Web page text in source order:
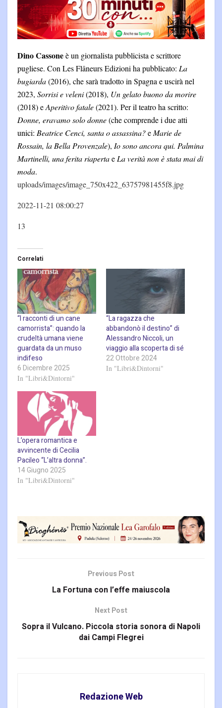
Dino Cassoneè un giornalista pubblicista e scrittore
pugliese. Con Les Flâneurs Edizioni ha pubblicato: La
bugiarda(2016), che sarà tradotto in Spagna e uscirà nel
2023, Sorrisi e veleni(2018), Un gelato buono da morire
(2018) eAperitivo fatale(2021). Per il teatro ha scritto:
Donne, eravamo solo donne(che comprende i due atti
unici: Beatrice Cenci, santa o assassina?e Marie de
Rossain, la Bella Provenzale), Io sono ancora qui. Palmina
Martinelli, una ferita riapertae La verità non è stata mai di
moda.
uploads/images/image_750x422_63757981455f8.jpg
2022-11-21 08:00:27
13
Correlati
“I racconti di un cane
camorrista”: quando la
crudeltà umana viene
guardata da un muso
indifeso
6 Dicembre 2025
In "Libri&Dintorni"
“La ragazza che
abbandonò il destino” di
Alessandro Niccoli, un
viaggio alla scoperta di sé
22 Ottobre 2024
In "Libri&Dintorni"
L’opera romantica e
avvincente di Cecilia
Pacileo “L’altra donna”.
14 Giugno 2025
In "Libri&Dintorni"
Previous Post
La Fortuna con l’effe maiuscola
Next Post
Sopra il Vulcano. Piccola storia sonora di Napoli
dai Campi Flegrei
Redazione Web